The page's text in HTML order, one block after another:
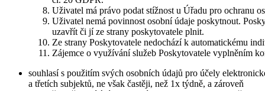
Uživatel má právo podat stížnost u Úřadu pro ochranu
Uživatel nemá povinnost osobní údaje poskytnout.
uzavřít či jí ze strany poskytovatele plnit.
Ze strany Poskytovatele nedochází k automatickému
Zájemce o využívání služeb Poskytovatele vyplněním
souhlasí s použitím svých osobních údajů pro účely
a třetích subjektů, ne však častěji, než 1x týdně, a zároveň